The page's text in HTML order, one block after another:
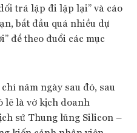
trá lặp đi lặp lại” và cáo
bắt đầu quá nhiều dự
để theo đuổi các mục
năm ngày sau đó, sau
lẽ là vở kịch doanh
sử Thung lũng Silicon –